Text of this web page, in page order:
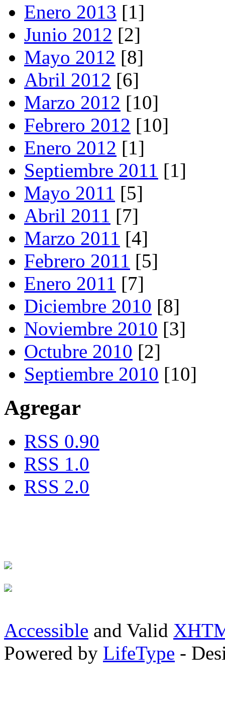
Enero 2013 [1]
Junio 2012 [2]
Mayo 2012 [8]
Abril 2012 [6]
Marzo 2012 [10]
Febrero 2012 [10]
Enero 2012 [1]
Septiembre 2011 [1]
Mayo 2011 [5]
Abril 2011 [7]
Marzo 2011 [4]
Febrero 2011 [5]
Enero 2011 [7]
Diciembre 2010 [8]
Noviembre 2010 [3]
Octubre 2010 [2]
Septiembre 2010 [10]
Agregar
RSS 0.90
RSS 1.0
RSS 2.0
Accessible and Valid
Powered by LifeType -